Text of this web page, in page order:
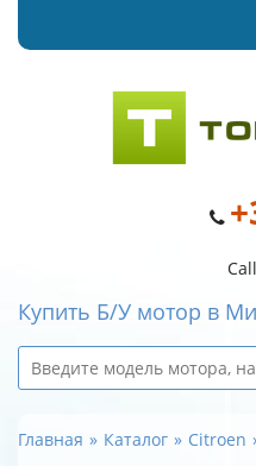
Купить Б/У мотор в
Главная Каталог Citroen